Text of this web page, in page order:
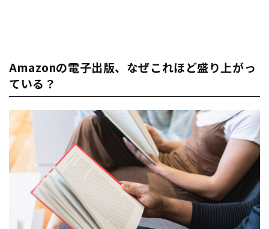
Amazonの電子出版、なぜこれほど盛り上がっ
ている？